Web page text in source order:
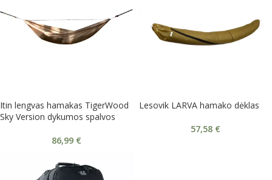
Itin lengvas hamakas TigerWood
Sky Version dykumos spalvos
86,99 €
Lesovik LARVA hamako dėklas
57,58 €